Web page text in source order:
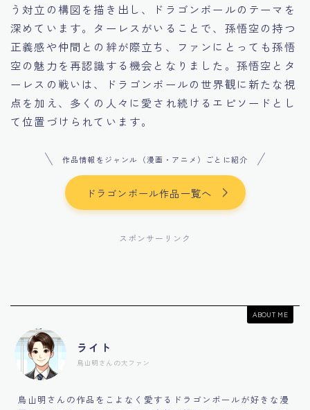
う対立の構図を描き出し、ドラゴンボールのテーマを
深めています。ターレスがいることで、孫悟空の持つ
正義感や仲間との絆が際立ち、ファンにとっても孫悟
空の魅力を再認識する機会となりました。孫悟空とタ
ーレスの戦いは、ドラゴンボールの世界観に新たな視
点を加え、多くの人々に愛され続けるエピソードとし
て位置づけられています。
作品情報をジャンル（漫画・アニメ）ごとに紹介
ドラゴンボール作品一覧へ
スポンサーリンク
ABOUT ME
ライト
鳥山明さんの大ファン
鳥山明さんの作品をこよなく愛するドラゴンボールが好きな漫